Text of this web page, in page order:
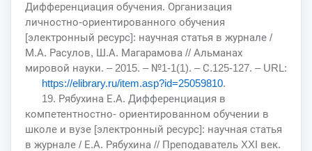
Дифференциация обучения. Организация
личностно-ориентированного обучения
[электронный ресурс]: научная статья в журнале /
М.А. Расулов, Ш.А. Магарамова // Альманах
мировой науки. – 2015. – №1-1(1). – С.125-127. – URL:
https://elibrary.ru/item.asp?id=25059810.
19. Рябухина Е.А. Дифференциация в
компетентностно- ориентированном обучении в
школе и вузе [электронный ресурс]: научная статья
в журнале / Е.А. Рябухина // Преподаватель XXI век.